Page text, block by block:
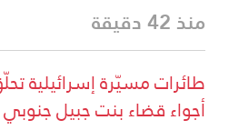
منذ 42 دقيقة
طائرات مسيّرة
أجواء قضاء بنت جبيل جنوبي